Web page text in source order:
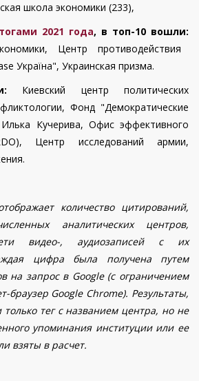
школа экономики (233),
2021 года, в топ-10 вошли:
Центр противодействия
Україна", Украинская призма.
Киевский центр политических
, Фонд "Демократические
Кучерива, Офис эффективного
Центр исследований армии,
количество цитирований,
аналитических центров,
видео-, аудиозаписей с их
цифра была получена путем
на запрос в Google (с ограничением
браузер Google Chrome). Результаты,
тег с названием центра, но не
упоминания институции или ее
взяты в расчет.